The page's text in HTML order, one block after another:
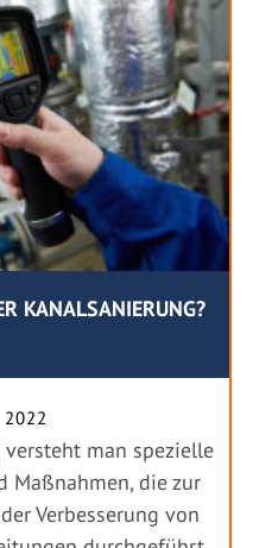
KANALSANIERUNG?
2022
man spezielle
Maßnahmen, die zur
Verbesserung von